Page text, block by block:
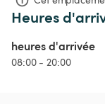
Heures
heures d'arrivée
08:00 - 20:00